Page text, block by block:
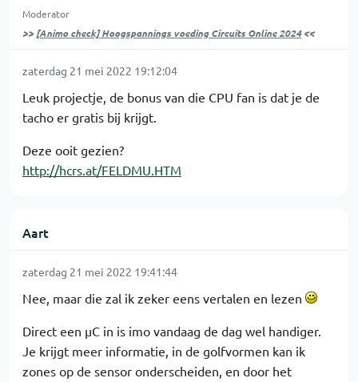
Moderator
>> [Animo check] Hoogspannings voeding Circuits Online 2024<<
zaterdag 21 mei 2022 19:12:04
Leuk projectje, de bonus van die CPU fan is dat je de
tacho er gratis bij krijgt.
Deze ooit gezien?
http://hcrs.at/FELDMU.HTM
Aart
zaterdag 21 mei 2022 19:41:44
Nee, maar die zal ik zeker eens vertalen en lezen
Direct een µC in is imo vandaag de dag wel handiger.
Je krijgt meer informatie, in de golfvormen kan ik
zones op de sensor onderscheiden, en door het